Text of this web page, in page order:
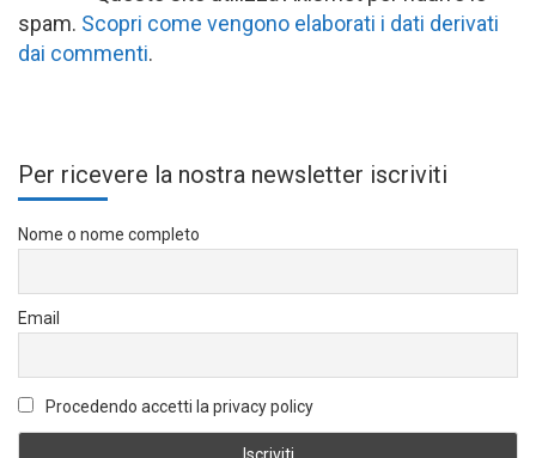
spam. Scopri come vengono elaborati i dati derivati
dai commenti.
Per ricevere la nostra newsletter iscriviti
Nome o nome completo
Email
Procedendo accetti la privacy policy